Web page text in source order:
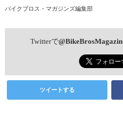
バイクブロス・マガジンズ編集部
Twitterで@BikeBrosMagazin
ツイートする